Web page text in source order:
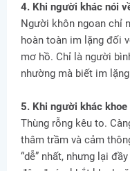
4. Khi người khác nói
Người khôn ngoan chỉ
hoàn toàn im lặng đối
mơ hồ. Chỉ là người
nhường mà biết im
5. Khi người khác
Thùng rỗng kêu to.
thâm trầm và cảm
“dễ” nhất, nhưng lại